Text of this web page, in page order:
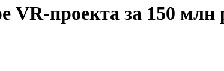
VR-проекта за 150 млн